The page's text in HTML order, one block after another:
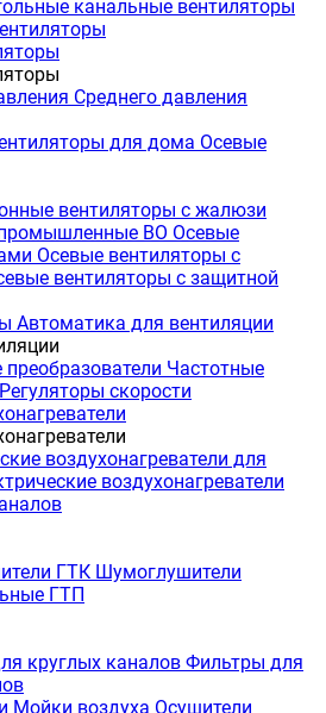
канальные вентиляторы
Среднего давления
для дома Осевые
вентиляторы с жалюзи
ВО Осевые
Осевые вентиляторы с
вентиляторы с защитной
Автоматика для вентиляции
Частотные
Регуляторы скорости
воздухонагреватели для
воздухонагреватели
ГТК Шумоглушители
ГТП
круглых каналов Фильтры для
Мойки воздуха Осушители